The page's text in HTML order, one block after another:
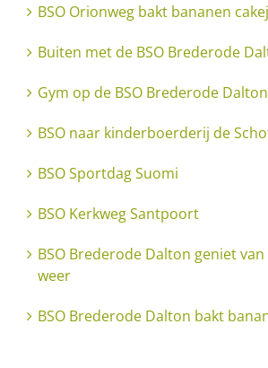
BSO Orionweg bakt bananen
Buiten met de BSO Brederode
Gym op de BSO Brederode Dalton
BSO naar kinderboerderij de
BSO Sportdag Suomi
BSO Kerkweg Santpoort
BSO Brederode Dalton geniet
weer
BSO Brederode Dalton bakt